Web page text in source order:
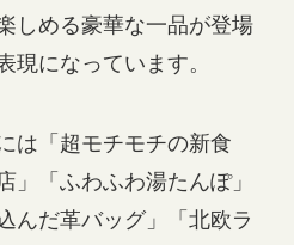
しめる豪華な一品が登場
現になっています。
は「超モチモチの新食
」「ふわふわ湯たんぽ」
んだ革バッグ」「北欧ラ